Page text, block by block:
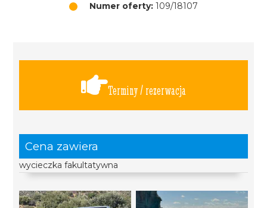
Numer oferty: 109/18107
Terminy / rezerwacja
Cena zawiera
wycieczka fakultatywna